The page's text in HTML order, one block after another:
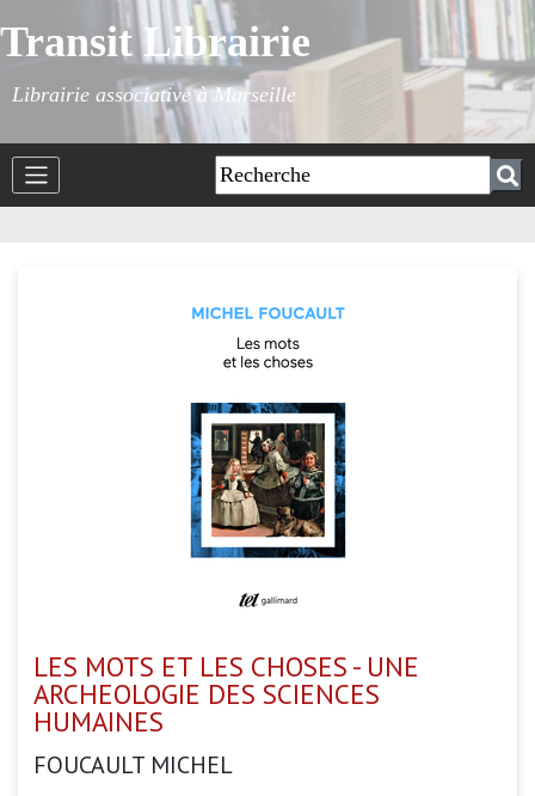
Transit Librairie
Librairie associative à Marseille
LES MOTS ET LES CHOSES - UNE
ARCHEOLOGIE DES SCIENCES
HUMAINES
FOUCAULT MICHEL